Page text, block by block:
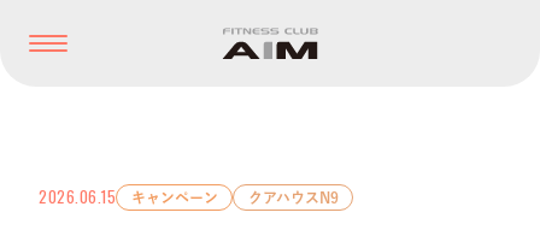
2026.06.15 キャンペーン クアハウスN9